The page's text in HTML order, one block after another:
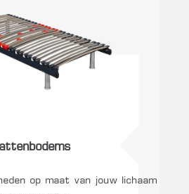
op maat van jouw lichaam